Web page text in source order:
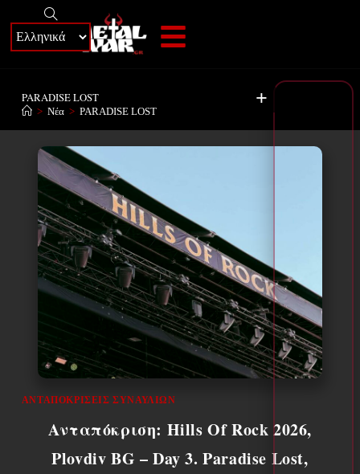
+
PARADISE LOST
> Νέα > PARADISE LOST
ΑΝΤΑΠΟΚΡΊΣΕΙΣ ΣΥΝΑΥΛΙΏΝ
Ανταπόκριση: Hills Of Rock 2026,
Plovdiv BG – Day 3. Paradise Lost,